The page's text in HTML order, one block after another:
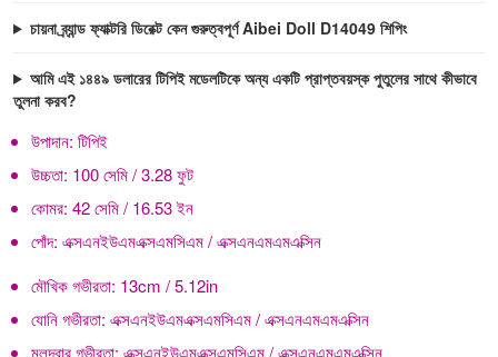
চায়না ব্র্যান্ড ফ্যাক্টরি ডিরেক্ট কেন গুরুত্বপূর্ণ Aibei Doll D14049 শিপিং
আমি এই ১৪৪৯ ডলারের টিপিই মডেলটিকে অন্য একটি প্রাপ্তবয়স্ক পুতুলের সাথে কীভাবে
তুলনা করব?
উপাদান: টিপিই
উচ্চতা: 100 সেমি / 3.28 ফুট
কোমর: 42 সেমি / 16.53 ইন
পোঁদ: এক্সএনইউএমএক্সএমসিএম / এক্সএনএমএমএক্সিন
মৌখিক গভীরতা: 13cm / 5.12in
যোনি গভীরতা: এক্সএনইউএমএক্সএমসিএম / এক্সএনএমএমএক্সিন
মলদ্বার গভীরতা: এক্সএনইউএমএক্সএমসিএম / এক্সএনএমএমএক্সিন